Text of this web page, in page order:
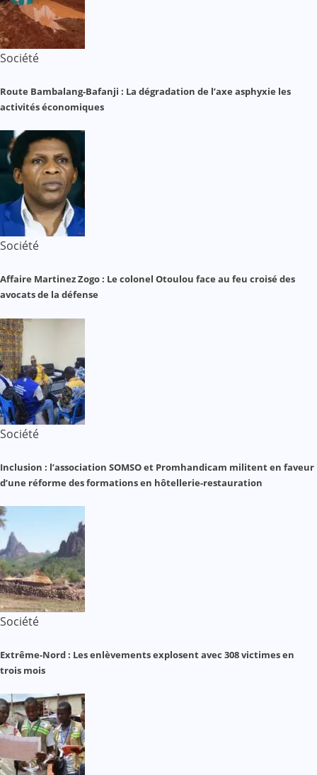
Société
Route Bambalang-Bafanji : La dégradation de l’axe asphyxie les
activités économiques
Société
Affaire Martinez Zogo : Le colonel Otoulou face au feu croisé des
avocats de la défense
Société
Inclusion : l’association SOMSO et Promhandicam militent en faveur
d’une réforme des formations en hôtellerie-restauration
Société
Extrême-Nord : Les enlèvements explosent avec 308 victimes en
trois mois